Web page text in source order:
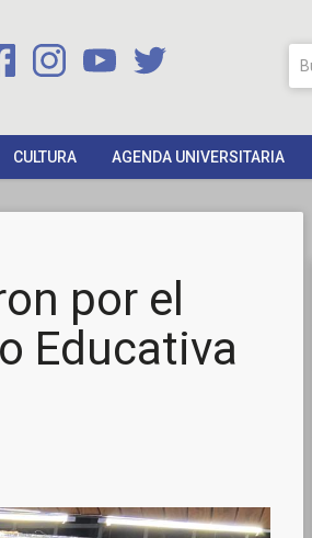
CULTURA AGENDA UNIVERSITARIA
por el
Educativa